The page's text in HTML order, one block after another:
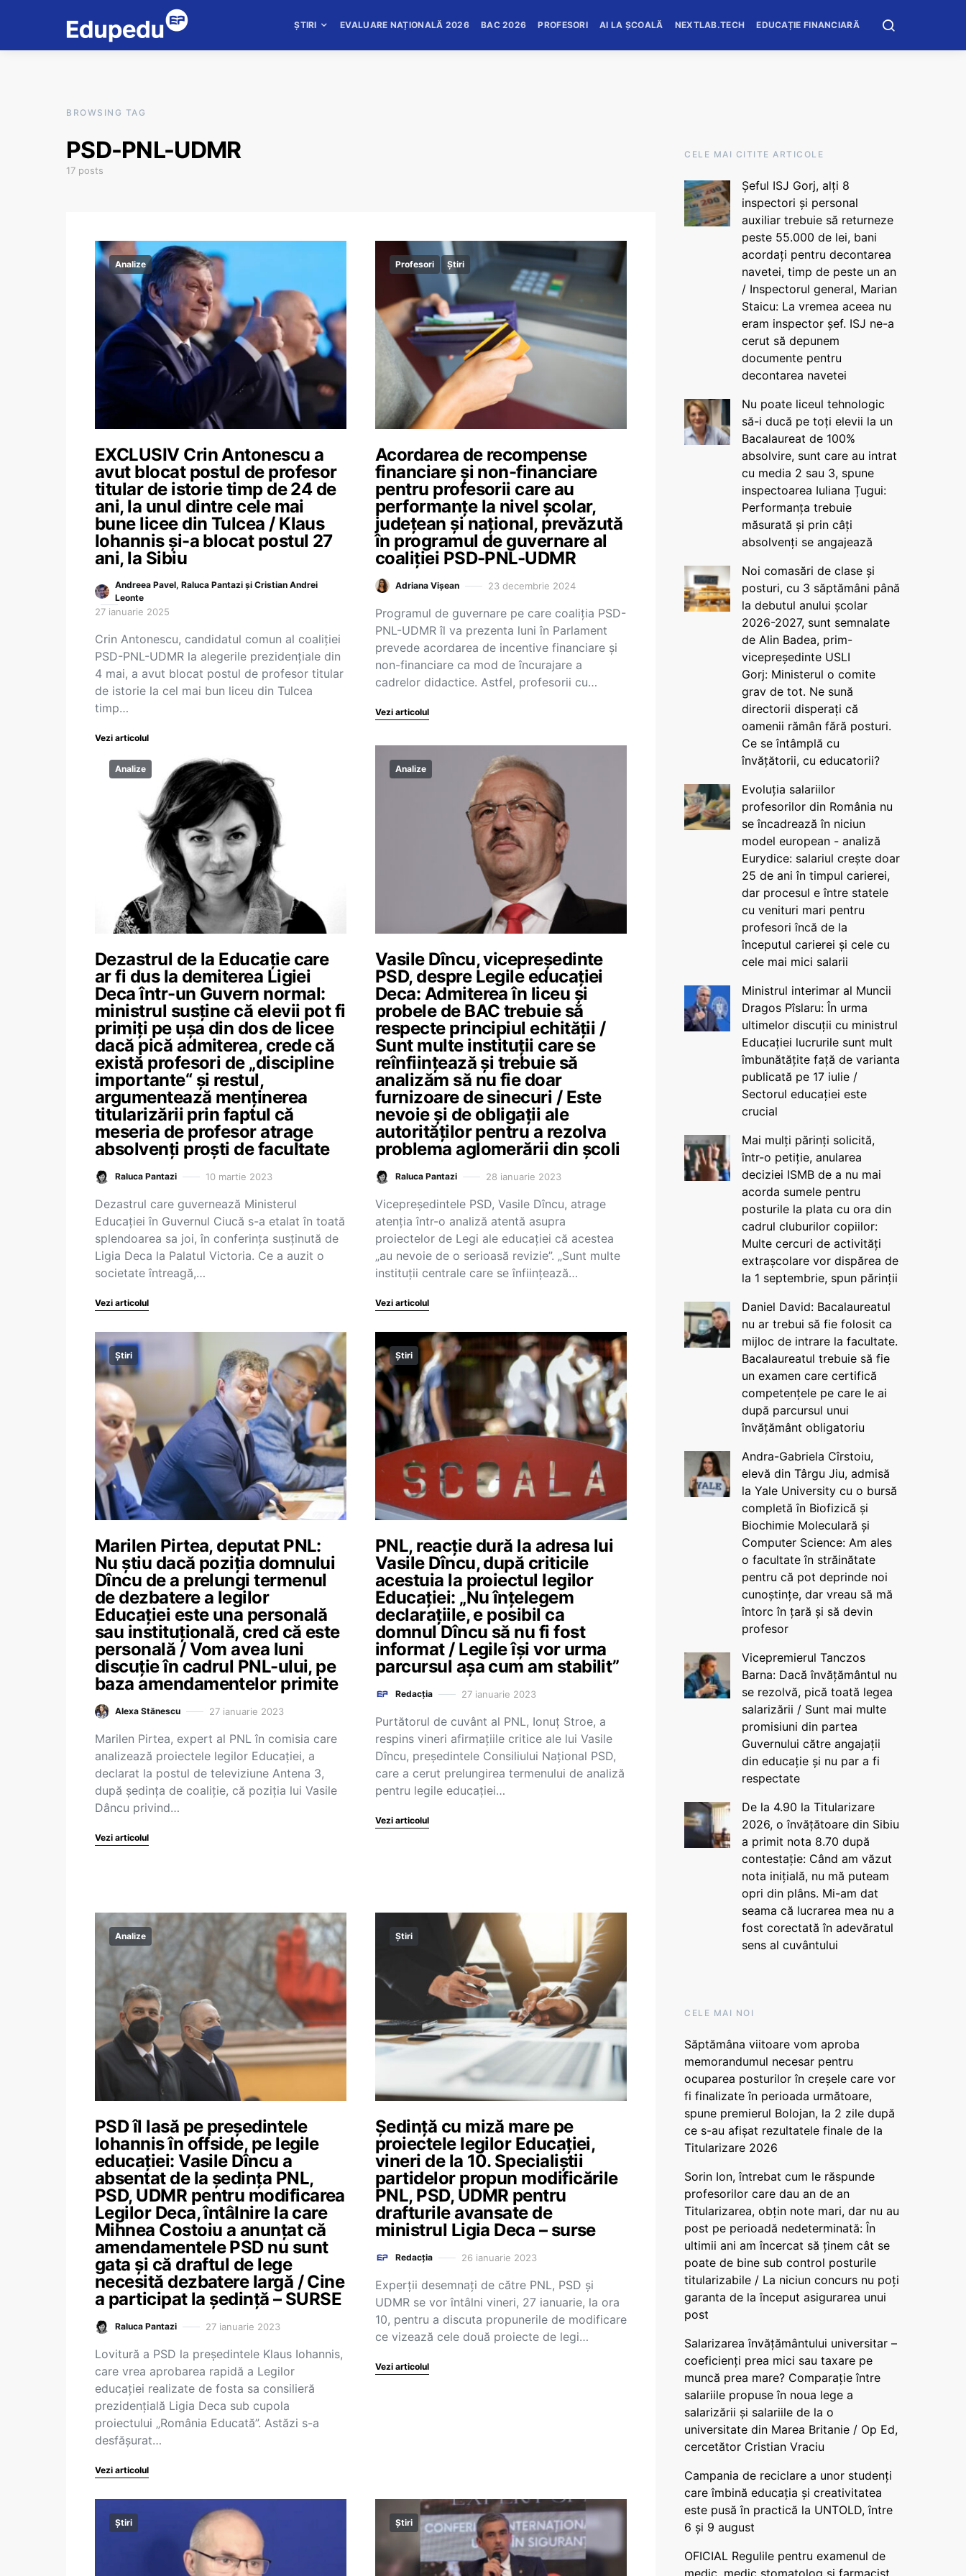
ȘTIRI EVALUARE NAȚIONALĂ 2026 BAC 2026 PROFESORI AI LA ȘCOALĂ NEXTLAB.TECH EDUCAȚIE FINANCIARĂ
BROWSING TAG
PSD-PNL-UDMR
17 posts
Analize
EXCLUSIV Crin Antonescu a
avut blocat postul de profesor
titular de istorie timp de 24 de
ani, la unul dintre cele mai
bune licee din Tulcea / Klaus
Iohannis și-a blocat postul 27
ani, la Sibiu
Andreea Pavel, Raluca Pantazi și Cristian Andrei
Leonte
27 ianuarie 2025
Crin Antonescu, candidatul comun al coaliției
PSD-PNL-UDMR la alegerile prezidențiale din
4 mai, a avut blocat postul de profesor titular
de istorie la cel mai bun liceu din Tulcea
timp…
Vezi articolul
Profesori Știri
Acordarea de recompense
financiare și non-financiare
pentru profesorii care au
performanțe la nivel școlar,
județean și național, prevăzută
în programul de guvernare al
coaliției PSD-PNL-UDMR
Adriana Vișean 23 decembrie 2024
Programul de guvernare pe care coaliția PSD-
PNL-UDMR îl va prezenta luni în Parlament
prevede acordarea de incentive financiare și
non-financiare ca mod de încurajare a
cadrelor didactice. Astfel, profesorii cu…
Vezi articolul
Analize
Dezastrul de la Educație care
ar fi dus la demiterea Ligiei
Deca într-un Guvern normal:
ministrul susține că elevii pot fi
primiți pe ușa din dos de licee
dacă pică admiterea, crede că
există profesori de „discipline
importante“ și restul,
argumentează menținerea
titularizării prin faptul că
meseria de profesor atrage
absolvenți proști de facultate
Raluca Pantazi 10 martie 2023
Dezastrul care guvernează Ministerul
Educației în Guvernul Ciucă s-a etalat în toată
splendoarea sa joi, în conferința susținută de
Ligia Deca la Palatul Victoria. Ce a auzit o
societate întreagă,…
Vezi articolul
Analize
Vasile Dîncu, vicepreședinte
PSD, despre Legile educației
Deca: Admiterea în liceu și
probele de BAC trebuie să
respecte principiul echității /
Sunt multe instituții care se
reînființează și trebuie să
analizăm să nu fie doar
furnizoare de sinecuri / Este
nevoie și de obligații ale
autorităților pentru a rezolva
problema aglomerării din școli
Raluca Pantazi 28 ianuarie 2023
Vicepreședintele PSD, Vasile Dîncu, atrage
atenția într-o analiză atentă asupra
proiectelor de Legi ale educației că acestea
„au nevoie de o serioasă revizie”. „Sunt multe
instituții centrale care se înființează…
Vezi articolul
Știri
Marilen Pirtea, deputat PNL:
Nu știu dacă poziția domnului
Dîncu de a prelungi termenul
de dezbatere a legilor
Educației este una personală
sau instituțională, cred că este
personală / Vom avea luni
discuție în cadrul PNL-ului, pe
baza amendamentelor primite
Alexa Stănescu 27 ianuarie 2023
Marilen Pirtea, expert al PNL în comisia care
analizează proiectele legilor Educației, a
declarat la postul de televiziune Antena 3,
după ședința de coaliție, că poziția lui Vasile
Dâncu privind…
Vezi articolul
Știri
PNL, reacție dură la adresa lui
Vasile Dîncu, după criticile
acestuia la proiectul legilor
Educației: „Nu înțelegem
declarațiile, e posibil ca
domnul Dîncu să nu fi fost
informat / Legile își vor urma
parcursul așa cum am stabilit”
Redacția 27 ianuarie 2023
Purtătorul de cuvânt al PNL, Ionuț Stroe, a
respins vineri afirmațiile critice ale lui Vasile
Dîncu, președintele Consiliului Național PSD,
care a cerut prelungirea termenului de analiză
pentru legile educației…
Vezi articolul
Analize
PSD îl lasă pe președintele
Iohannis în offside, pe legile
educației: Vasile Dîncu a
absentat de la ședința PNL,
PSD, UDMR pentru modificarea
Legilor Deca, întâlnire la care
Mihnea Costoiu a anunțat că
amendamentele PSD nu sunt
gata și că draftul de lege
necesită dezbatere largă / Cine
a participat la ședință – SURSE
Raluca Pantazi 27 ianuarie 2023
Lovitură a PSD la președintele Klaus Iohannis,
care vrea aprobarea rapidă a Legilor
educației realizate de fosta sa consilieră
prezidențială Ligia Deca sub cupola
proiectului „România Educată”. Astăzi s-a
desfășurat…
Vezi articolul
Știri
Ședință cu miză mare pe
proiectele legilor Educației,
vineri de la 10. Specialiștii
partidelor propun modificările
PNL, PSD, UDMR pentru
drafturile avansate de
ministrul Ligia Deca – surse
Redacția 26 ianuarie 2023
Experții desemnați de către PNL, PSD și
UDMR se vor întâlni vineri, 27 ianuarie, la ora
10, pentru a discuta propunerile de modificare
ce vizează cele două proiecte de legi…
Vezi articolul
Știri Știri
CELE MAI CITITE ARTICOLE
Șeful ISJ Gorj, alți 8
inspectori și personal
auxiliar trebuie să returneze
peste 55.000 de lei, bani
acordați pentru decontarea
navetei, timp de peste un an
/ Inspectorul general, Marian
Staicu: La vremea aceea nu
eram inspector șef. ISJ ne-a
cerut să depunem
documente pentru
decontarea navetei
Nu poate liceul tehnologic
să-i ducă pe toți elevii la un
Bacalaureat de 100%
absolvire, sunt care au intrat
cu media 2 sau 3, spune
inspectoarea Iuliana Țugui:
Performanța trebuie
măsurată și prin câți
absolvenți se angajează
Noi comasări de clase și
posturi, cu 3 săptămâni până
la debutul anului școlar
2026-2027, sunt semnalate
de Alin Badea, prim-
vicepreședinte USLI
Gorj: Ministerul o comite
grav de tot. Ne sună
directorii disperați că
oamenii rămân fără posturi.
Ce se întâmplă cu
învățătorii, cu educatorii?
Evoluția salariilor
profesorilor din România nu
se încadrează în niciun
model european - analiză
Eurydice: salariul crește doar
25 de ani în timpul carierei,
dar procesul e între statele
cu venituri mari pentru
profesori încă de la
începutul carierei și cele cu
cele mai mici salarii
Ministrul interimar al Muncii
Dragos Pîslaru: În urma
ultimelor discuții cu ministrul
Educației lucrurile sunt mult
îmbunătățite față de varianta
publicată pe 17 iulie /
Sectorul educației este
crucial
Mai mulți părinți solicită,
într-o petiție, anularea
deciziei ISMB de a nu mai
acorda sumele pentru
posturile la plata cu ora din
cadrul cluburilor copiilor:
Multe cercuri de activități
extrașcolare vor dispărea de
la 1 septembrie, spun părinții
Daniel David: Bacalaureatul
nu ar trebui să fie folosit ca
mijloc de intrare la facultate.
Bacalaureatul trebuie să fie
un examen care certifică
competențele pe care le ai
după parcursul unui
învățământ obligatoriu
Andra-Gabriela Cîrstoiu,
elevă din Târgu Jiu, admisă
la Yale University cu o bursă
completă în Biofizică și
Biochimie Moleculară și
Computer Science: Am ales
o facultate în străinătate
pentru că pot deprinde noi
cunoștințe, dar vreau să mă
întorc în țară și să devin
profesor
Vicepremierul Tanczos
Barna: Dacă învățământul nu
se rezolvă, pică toată legea
salarizării / Sunt mai multe
promisiuni din partea
Guvernului către angajații
din educație și nu par a fi
respectate
De la 4.90 la Titularizare
2026, o învățătoare din Sibiu
a primit nota 8.70 după
contestație: Când am văzut
nota inițială, nu mă puteam
opri din plâns. Mi-am dat
seama că lucrarea mea nu a
fost corectată în adevăratul
sens al cuvântului
CELE MAI NOI
Săptămâna viitoare vom aproba
memorandumul necesar pentru
ocuparea posturilor în creșele care vor
fi finalizate în perioada următoare,
spune premierul Bolojan, la 2 zile după
ce s-au afișat rezultatele finale de la
Titularizare 2026
Sorin Ion, întrebat cum le răspunde
profesorilor care dau an de an
Titularizarea, obțin note mari, dar nu au
post pe perioadă nedeterminată: În
ultimii ani am încercat să ținem cât se
poate de bine sub control posturile
titularizabile / La niciun concurs nu poți
garanta de la început asigurarea unui
post
Salarizarea învățământului universitar –
coeficienți prea mici sau taxare pe
muncă prea mare? Comparație între
salariile propuse în noua lege a
salarizării și salariile de la o
universitate din Marea Britanie / Op Ed,
cercetător Cristian Vraciu
Campania de reciclare a unor studenți
care îmbină educația și creativitatea
este pusă în practică la UNTOLD, între
6 și 9 august
OFICIAL Regulile pentru examenul de
medic, medic stomatolog și farmacist